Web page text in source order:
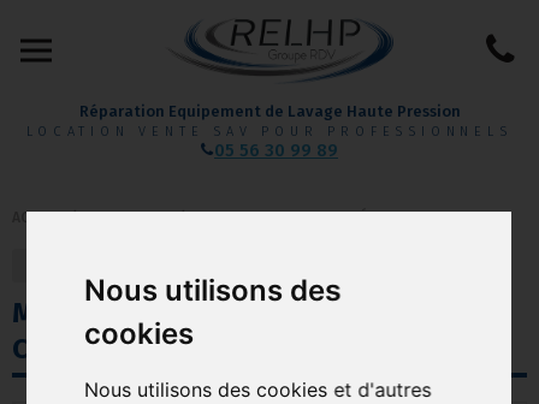
Nous utilisons des
cookies
Nous utilisons des cookies et d'autres
Réparation Equipement de Lavage Haute Pression
LOCATION VENTE SAV POUR PROFESSIONNELS
05 56 30 99 89
MXR | AUTOLAVEUSE AUTOPORTÉE
COMPACTE À BATTERIE FIMAP